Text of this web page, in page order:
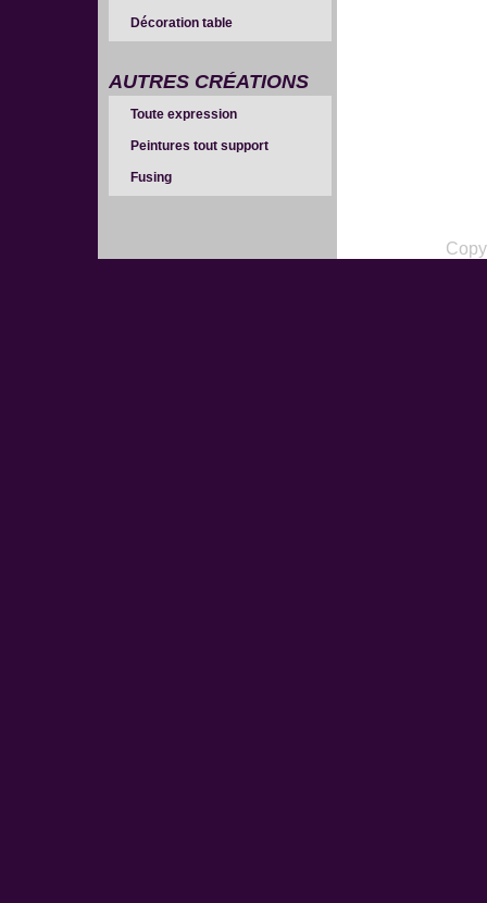
Décoration table
AUTRES CRÉATIONS
Toute expression
Peintures tout support
Fusing